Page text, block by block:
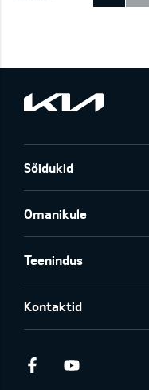
Sõidukid
Omanikule
Teenindus
Kontaktid
Facebook